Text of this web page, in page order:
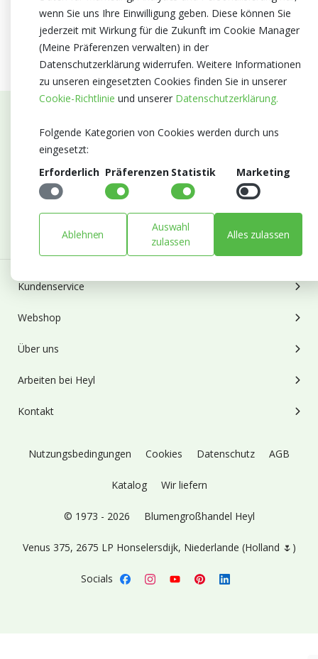
Abonnieren Sie unseren Newsletter
Bleiben Sie auf dem Laufenden mit Neuigkeiten und
Entwicklungen von Blumengroßhandel Heyl
Kundenservice
Webshop
Über uns
Arbeiten bei Heyl
Kontakt
Nutzungsbedingungen Cookies Datenschutz AGB
Katalog Wir liefern
© 1973 - 2026 Blumengroßhandel Heyl
Venus 375, 2675 LP Honselersdijk, Niederlande (Holland 🌷)
Socials
wenn Sie uns Ihre Einwilligung geben. Diese können Sie
jederzeit mit Wirkung für die Zukunft im Cookie Manager
(Meine Präferenzen verwalten) in der
Datenschutzerklärung widerrufen. Weitere Informationen
zu unseren eingesetzten Cookies finden Sie in unserer
Cookie-Richtlinie und unserer Datenschutzerklärung.
Folgende Kategorien von Cookies werden durch uns
eingesetzt:
Erforderlich Präferenzen Statistik Marketing
Ablehnen
Auswahl
zulassen
Alles zulassen